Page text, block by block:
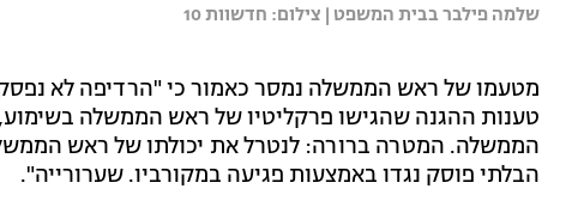
שלמה פילבר בבית המשפט | צילום: חדשוות 10
מטעמו של ראש הממשלה נמסר כאמור כי "הרדיפה לא
טענות ההגנה שהגישו פרקליטיו של ראש הממשלה
הממשלה. המטרה ברורה: לנטרל את יכולתו של ראש
הבלתי פוסק נגדו באמצעות פגיעה במקורביו. שערורייה".